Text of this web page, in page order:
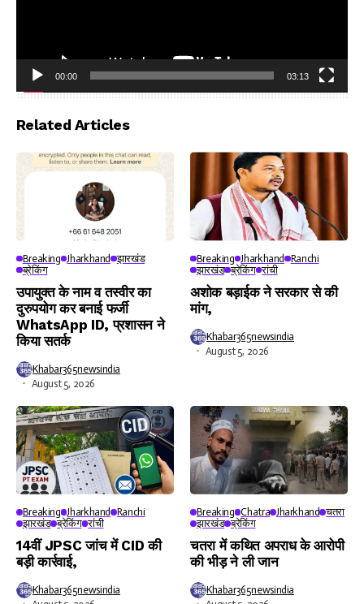
Player
00:00 03:13
Related Articles
Breaking Jharkhand झारखंड
ब्रेकिंग
उपायुक्त के नाम व तस्वीर का
दुरुपयोग कर बनाई फर्जी
WhatsApp ID, प्रशासन ने
किया सतर्क
Khabar365newsindia
August 5, 2026
Breaking Jharkhand Ranchi
झारखंड ब्रेकिंग रांची
अशोक बड़ाईक ने सरकार से की
मांग,
Khabar365newsindia
August 5, 2026
Breaking Jharkhand Ranchi
झारखंड ब्रेकिंग रांची
14वीं JPSC जांच में CID की
बड़ी कार्रवाई,
Khabar365newsindia
Breaking Chatra Jharkhand चतरा
झारखंड ब्रेकिंग
चतरा में कथित अपराध के आरोपी
की भीड़ ने ली जान
Khabar365newsindia